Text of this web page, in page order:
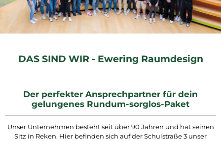
DAS SIND WIR - Ewering Raumdesign
Der perfekter Ansprechpartner für dein
gelungenes Rundum-sorglos-Paket
Unser Unternehmen besteht seit über 90 Jahren und hat seinen
Sitz in Reken. Hier befinden sich auf der Schulstraße 3 unser